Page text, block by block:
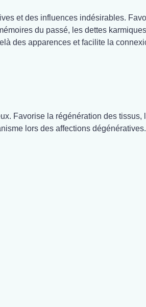
et des influences indésirables.
du passé, les dettes
des apparences et facilite la
Favorise la régénération des tissus,
lors des affections dégénératives.